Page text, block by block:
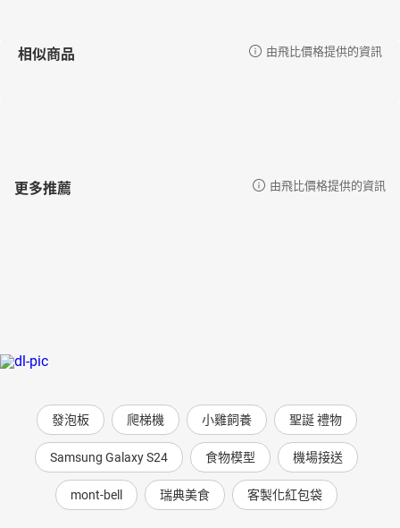
相似商品 由飛比價格提供的資訊
更多推薦 由飛比價格提供的資訊
發泡板 爬梯機 小雞飼養 聖誕 禮物
Samsung Galaxy S24 食物模型 機場接送
mont-bell 瑞典美食 客製化紅包袋